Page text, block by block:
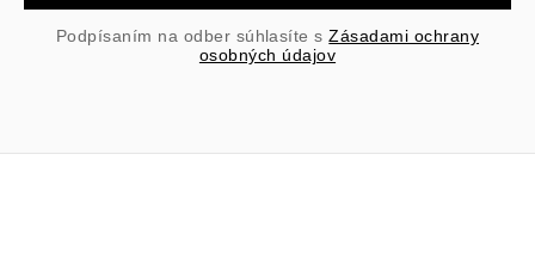
Podpísaním na odber súhlasíte sZásadami ochrany
osobných údajov